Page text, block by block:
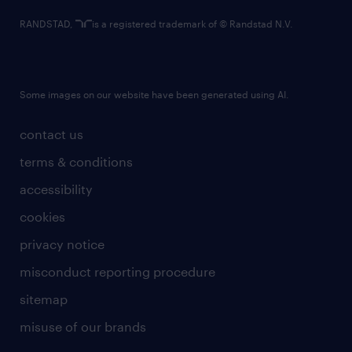
contact us
terms & conditions
accessibility
cookies
privacy notice
misconduct reporting procedure
sitemap
misuse of our brands
RANDSTAD, is a registered trademark of © Randstad N.V.
Some images on our website have been generated using AI.